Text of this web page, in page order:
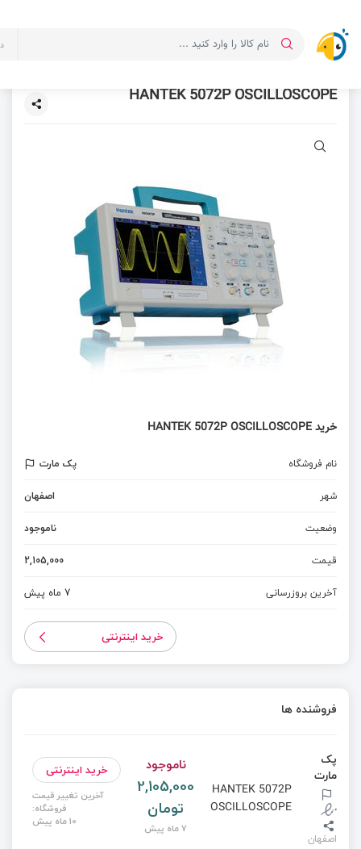
HANTEK 5072P OSCILLOSCOPE
خرید HANTEK 5072P OSCILLOSCOPE
نام فروشگاه
پک مارت
شهر
اصفهان
وضعیت
ناموجود
قیمت
2,105,000
آخرین بروزرسانی
7 ماه پیش
خرید اینترنتی
فروشنده ها
پک
مارت
اصفهان
HANTEK 5072P
OSCILLOSCOPE
ناموجود
2,105,000
تومان
7 ماه پیش
خرید اینترنتی
آخرین تغییر قیمت
فروشگاه:
10 ماه پیش